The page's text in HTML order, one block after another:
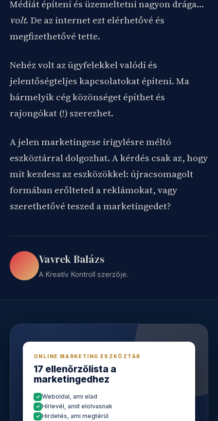
Médiát építeni és üzemeltetni nagyon drága…
volt. De az internet ezt elérhetővé és
megfizethetővé tette.
Nehéz volt az ügyfelekkel valódi és
jelentőségteljes kapcsolatokat építeni. Ma
bármelyik cég közönséget építhet és
rajongókat (!) szerezhet.
A jelen marketingese irigylésre méltó
eszköztárral dolgozhat. A kérdés csak az, hogy
mit kezdesz az eszközökkel: újracsomagolt
formában erőlteted a reklámokat, vagy
szerethetővé teszed a marketingedet?
Vavrek Balázs
A Kreatív Kontroll szerzője.
ONLINE MARKETING ESZKÖZTÁR
17 ellenőrzőlista a
marketingedhez
Weboldal, ami elad
Hírlevél, amit elolvasnak
Hirdetés, ami megtérül